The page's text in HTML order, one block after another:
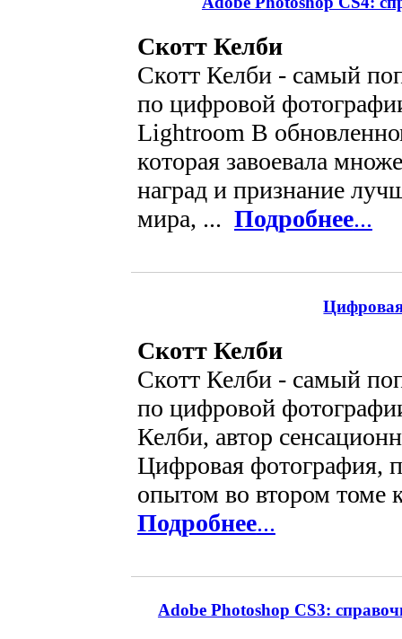
Скотт Келби
Скотт Келби - самый
по цифровой
Lightroom В
которая завоевала
наград и признание
мира, ... Подробнее...
Скотт Келби
Скотт Келби - самый
по цифровой
Келби, автор
Цифровая фотография,
опытом во втором томе
Подробнее...
Adobe Photoshop CS3: